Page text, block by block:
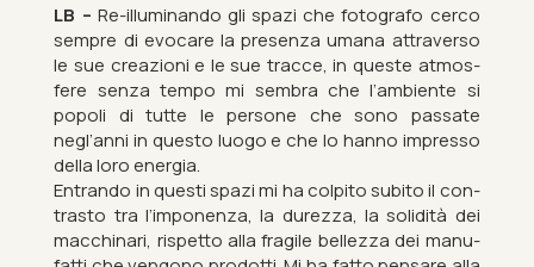
LB – Re-il­lu­min­ando gli spazi che fo­to­grafo cerco
sempre di evo­c­are la presenza umana at­tra­verso
le sue creaz­ioni e le sue tracce, in queste at­mos­
fere senza tempo mi sem­bra che l’am­bi­ente si
popoli di tutte le per­sone che sono pas­sate
negl’anni in questo luogo e che lo hanno im­presso
della loro en­er­gia.
En­trando in questi spazi mi ha col­pito subito il con­
trasto tra l’im­pon­enza, la durezza, la solidità dei
mac­ch­in­ari, rispetto alla fra­gile bellezza dei man­u­